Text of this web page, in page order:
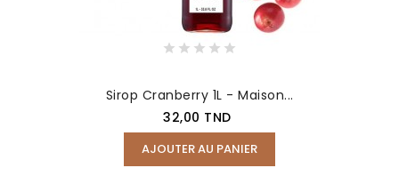
Sirop Cranberry 1L - Maison...
Prix
32,00 TND
AJOUTER AU PANIER